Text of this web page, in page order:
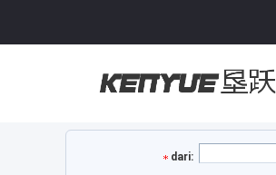
dari: